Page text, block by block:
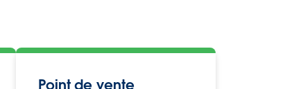
Point de vente